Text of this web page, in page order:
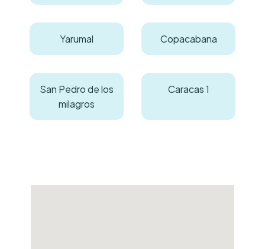
Yarumal Copacabana
San Pedro de los
milagros
Caracas 1